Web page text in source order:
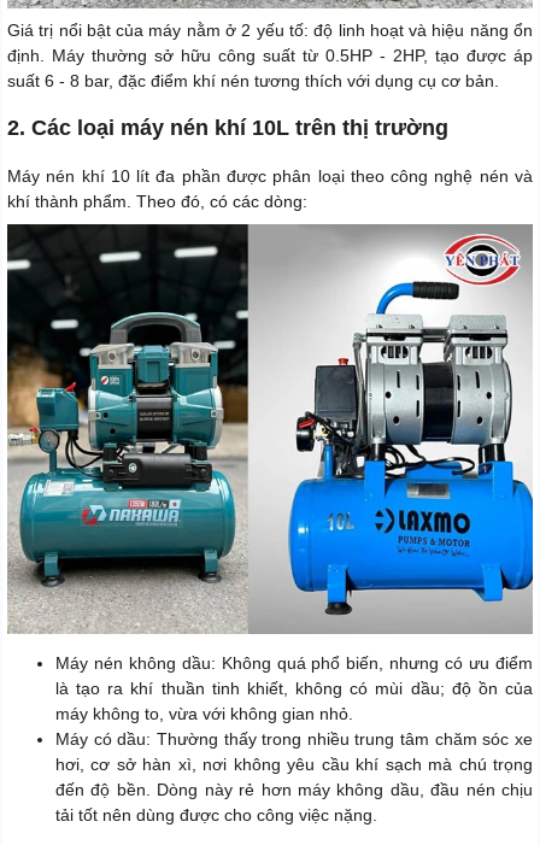
Giá trị nổi bật của máy nằm ở 2 yếu tố: độ linh hoạt và hiệu năng ổn
định. Máy thường sở hữu công suất từ 0.5HP - 2HP, tạo được áp
suất 6 - 8 bar, đặc điểm khí nén tương thích với dụng cụ cơ bản.
2. Các loại máy nén khí 10L trên thị trường
Máy nén khí 10 lít đa phần được phân loại theo công nghệ nén và
khí thành phẩm. Theo đó, có các dòng:
Máy nén không dầu: Không quá phổ biến, nhưng có ưu điểm
là tạo ra khí thuần tinh khiết, không có mùi dầu; độ ồn của
máy không to, vừa với không gian nhỏ.
Máy có dầu: Thường thấy trong nhiều trung tâm chăm sóc xe
hơi, cơ sở hàn xì, nơi không yêu cầu khí sạch mà chú trọng
đến độ bền. Dòng này rẻ hơn máy không dầu, đầu nén chịu
tải tốt nên dùng được cho công việc nặng.